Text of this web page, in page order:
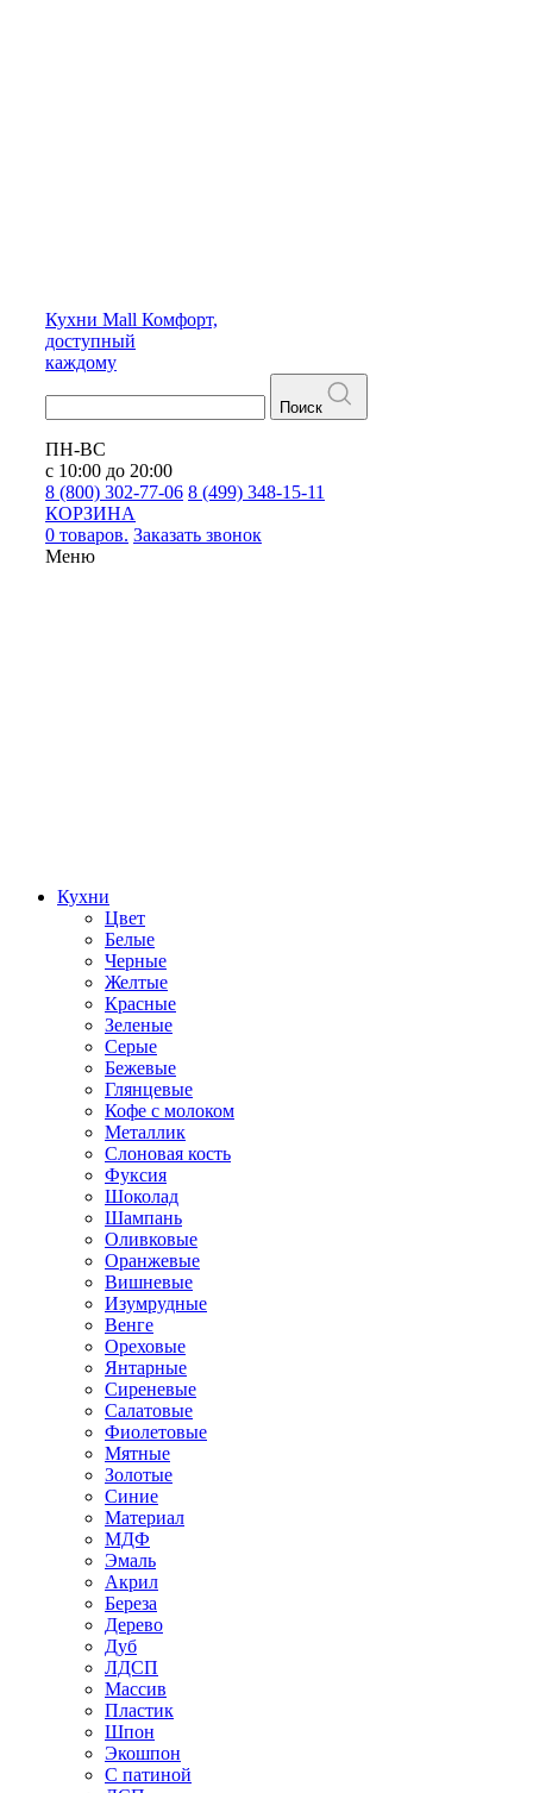
Кухни Mall Комфорт,
доступный
каждому
Поиск
ПН-ВС
с 10:00 до 20:00
8 (800) 302-77-06 8 (499) 348-15-11
КОРЗИНА
0 товаров. Заказать звонок
Меню
Кухни
Цвет
Белые
Черные
Желтые
Красные
Зеленые
Серые
Бежевые
Глянцевые
Кофе с молоком
Металлик
Слоновая кость
Фуксия
Шоколад
Шампань
Оливковые
Оранжевые
Вишневые
Изумрудные
Венге
Ореховые
Янтарные
Сиреневые
Салатовые
Фиолетовые
Мятные
Золотые
Синие
Материал
МДФ
Эмаль
Акрил
Береза
Дерево
Дуб
ЛДСП
Массив
Пластик
Шпон
Экошпон
С патиной